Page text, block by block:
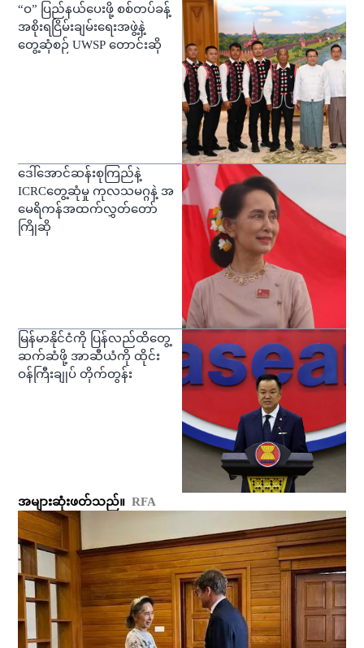
“ဝ” ပြည်နယ်ပေးဖို့ စစ်တပ်ခန့်
အစိုးရငြိမ်းချမ်းရေးအဖွဲ့နဲ့
တွေ့ဆုံစဉ် UWSP တောင်းဆို
ဒေါ်အောင်ဆန်းစုကြည်နဲ့
ICRCတွေ့ဆုံမှု ကုလသမဂ္ဂနဲ့ အ
မေရိကန်အထက်လွှတ်တော်
ကြိုဆို
မြန်မာနိုင်ငံကို ပြန်လည်ထိတွေ့
ဆက်ဆံဖို့ အာဆီယံကို ထိုင်း
ဝန်ကြီးချုပ် တိုက်တွန်း
အများဆုံးဖတ်သည်။ RFA